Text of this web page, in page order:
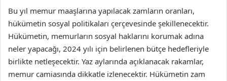
Bu yıl memur maaşlarına yapılacak zamların oranları,
hükümetin sosyal politikaları çerçevesinde şekillenecektir.
Hükümetin, memurların sosyal haklarını korumak adına
neler yapacağı, 2024 yılı için belirlenen bütçe hedefleriyle
birlikte netleşecektir. Yaz aylarında açıklanacak rakamlar,
memur camiasında dikkatle izlenecektir. Hükümetin zam